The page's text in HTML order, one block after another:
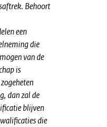
Behoort
een
die
van de
is
dan zal de
blijven
die